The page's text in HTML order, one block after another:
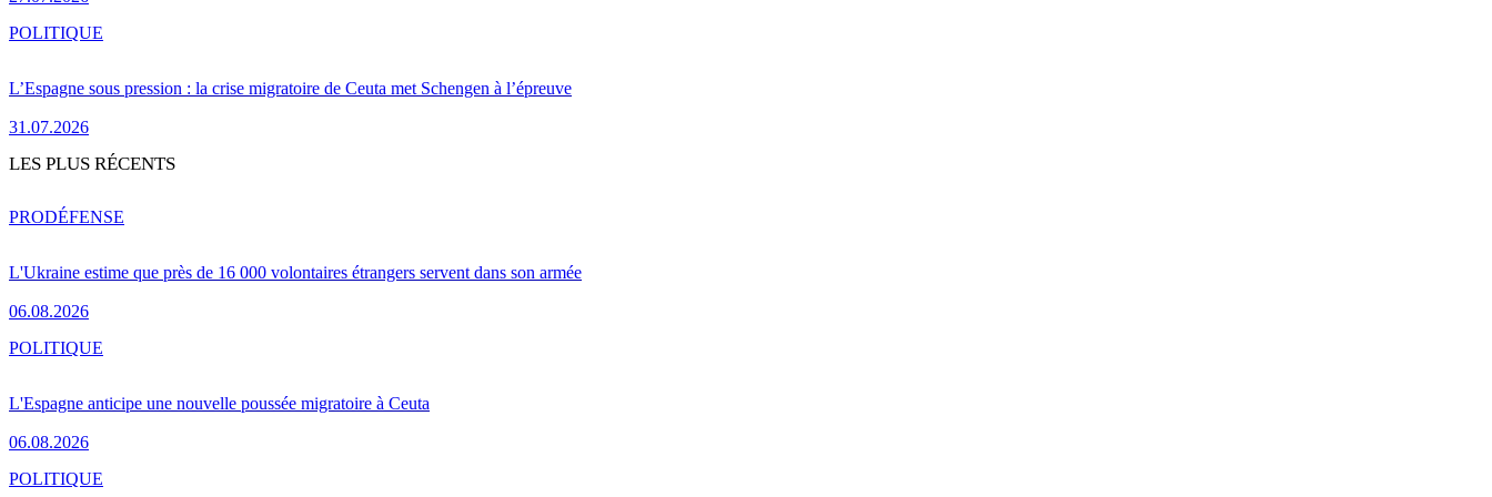
L’Espagne sous pression : la crise migratoire de Ceuta met Schengen à l’épreuve
31.07.2026
POLITIQUE
LES PLUS RÉCENTS
L'Ukraine estime que près de 16 000 volontaires étrangers servent dans son armée
06.08.2026
PRODÉFENSE
L'Espagne anticipe une nouvelle poussée migratoire à Ceuta
06.08.2026
POLITIQUE
POLITIQUE